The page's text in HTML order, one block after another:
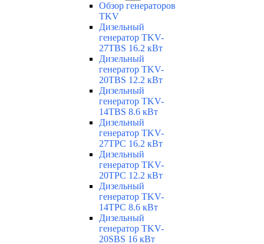
Обзор генераторов
TKV
Дизельный
генератор TKV-
27TBS 16.2 кВт
Дизельный
генератор TKV-
20TBS 12.2 кВт
Дизельный
генератор TKV-
14TBS 8.6 кВт
Дизельный
генератор TKV-
27TPC 16.2 кВт
Дизельный
генератор TKV-
20TPC 12.2 кВт
Дизельный
генератор TKV-
14TPC 8.6 кВт
Дизельный
генератор TKV-
20SBS 16 кВт